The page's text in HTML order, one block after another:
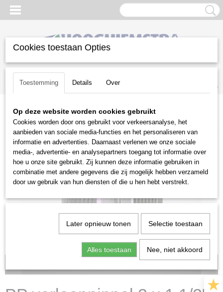
Inloggen Registreren
(0)
Home >Gazononderhoud>Beregeningstechniek
PP verloopnippel 2 x 1 1/2" 3.44.710
Cookies toestaan Opties
Toestemming Details Over
Op deze website worden cookies gebruikt
Cookies worden door ons gebruikt voor verkeersanalyse, het
aanbieden van sociale media-functies en het personaliseren van
informatie en advertenties. Daarnaast verlenen we onze sociale
media-, advertentie- en analysepartners toegang tot informatie over
hoe u onze site gebruikt. Zij kunnen deze informatie gebruiken in
combinatie met andere gegevens die zij mogelijk hebben verzameld
door uw gebruik van hun diensten of die u hen hebt verstrekt.
Later opnieuw tonen Selectie toestaan
Alles toestaan Nee, niet akkoord